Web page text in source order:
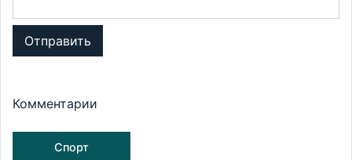
Отправить
Комментарии
Спорт